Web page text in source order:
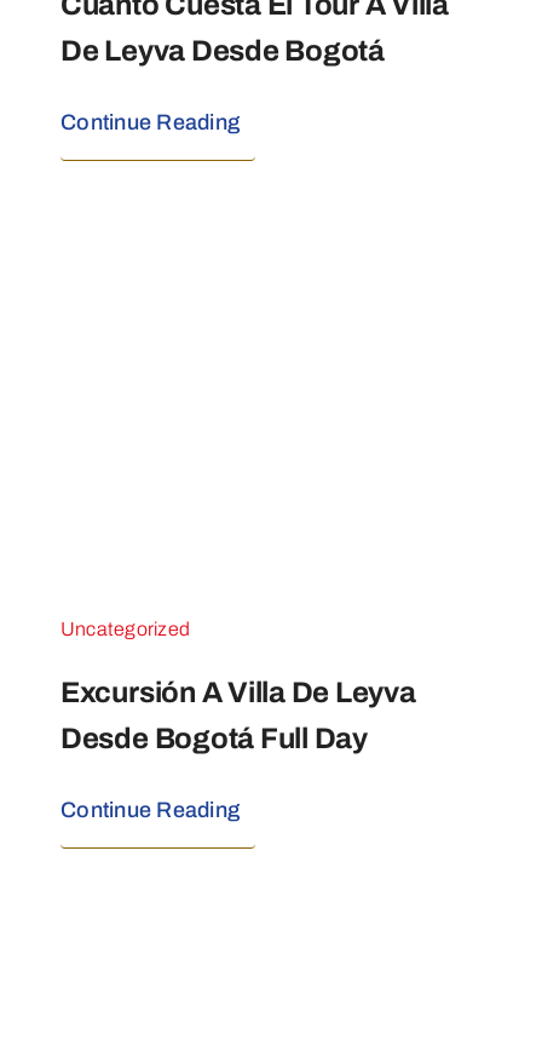
De Leyva Desde Bogotá
Continue Reading
Uncategorized
Excursión A Villa De Leyva
Desde Bogotá Full Day
Continue Reading